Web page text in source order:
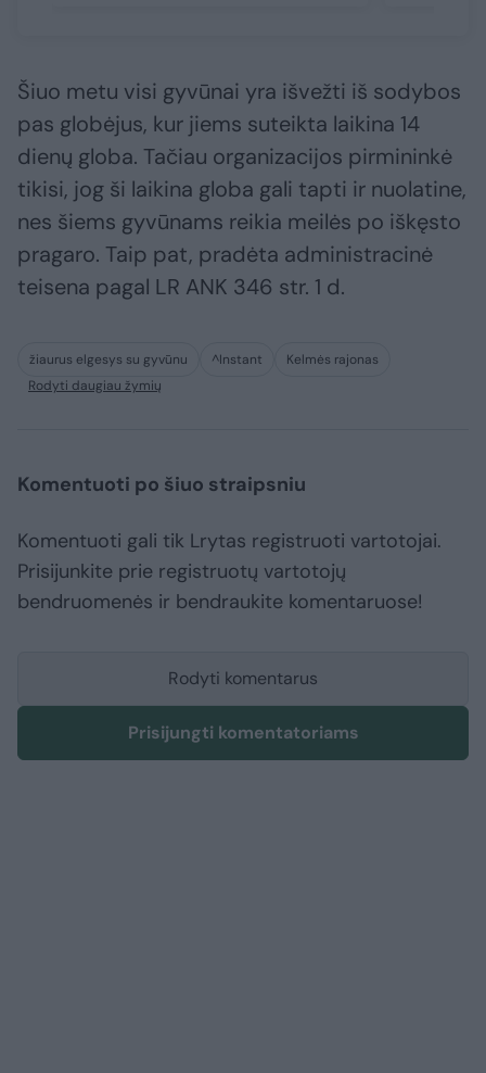
Šiuo metu visi gyvūnai yra išvežti iš sodybos
pas globėjus, kur jiems suteikta laikina 14
dienų globa. Tačiau organizacijos pirmininkė
tikisi, jog ši laikina globa gali tapti ir nuolatine,
nes šiems gyvūnams reikia meilės po iškęsto
pragaro. Taip pat, pradėta administracinė
teisena pagal LR ANK 346 str. 1 d.
žiaurus elgesys su gyvūnu ^Instant
Kelmės rajonas
Rodyti daugiau žymių
Komentuoti po šiuo straipsniu
Komentuoti gali tik Lrytas registruoti vartotojai.
Prisijunkite prie registruotų vartotojų
bendruomenės ir bendraukite komentaruose!
Rodyti komentarus
Prisijungti komentatoriams